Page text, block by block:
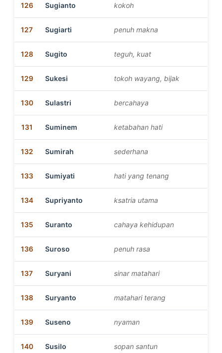
126 Sugianto kokoh
127 Sugiarti penuh makna
128 Sugito teguh, kuat
129 Sukesi tokoh wayang, bijak
130 Sulastri bercahaya
131 Suminem ketabahan hati
132 Sumirah sederhana
133 Sumiyati hati yang tenang
134 Supriyanto ksatria utama
135 Suranto cahaya kehidupan
136 Suroso penuh rasa
137 Suryani sinar matahari
138 Suryanto matahari terang
139 Suseno nyaman
140 Susilo sopan santun